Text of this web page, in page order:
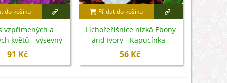
do košíku
vzpřímených a
květů - výsevný
pásek - 5 m
91 Kč
Přidat do košíku
Lichořeřišnice nízká Ebony
and Ivory - Kapucínka -
Tropaeolum majus - semena
56 Kč